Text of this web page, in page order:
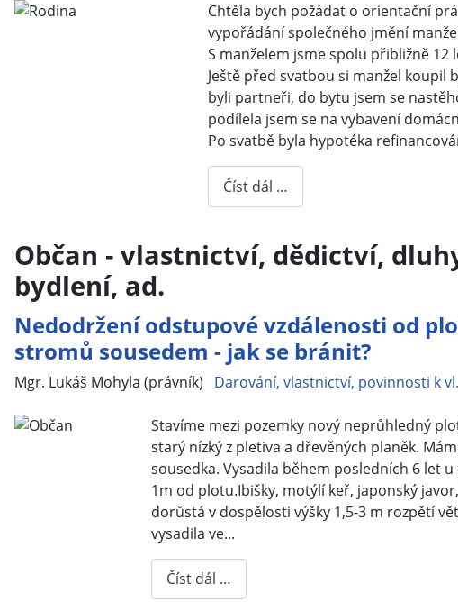
Chtěla bych požádat o orientační
vypořádání společného jmění
S manželem jsme spolu přibližně 12
Ještě před svatbou si manžel koupil
byli partneři, do bytu jsem se
podílela jsem se na vybavení
Po svatbě byla hypotéka
Číst dál …
Občan - vlastnictví, dědictví,
bydlení, ad.
Nedodržení odstupové vzdálenosti od
stromů sousedem - jak se bránit?
Základní údaje
Mgr. Lukáš Mohyla (právník) Darování, vlastnictví, povinnosti k vl.
Stavíme mezi pozemky nový neprůhledný
starý nízký z pletiva a dřevěných planěk.
sousedka. Vysadila během posledních 6 let
1m od plotu.Ibišky, motýlí keř, japonský
dorůstá v dospělosti výšky 1,5-3 m rozpětí
vysadila ve...
Číst dál …